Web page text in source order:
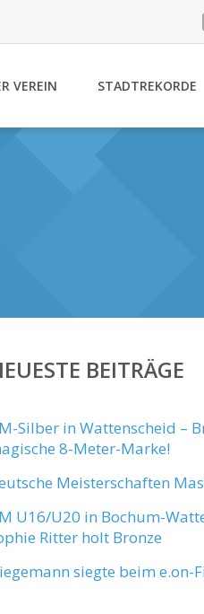
VEREIN STADTREKORDE
BEITRÄGE
Silber in Wattenscheid –
8-Meter-Marke!
Meisterschaften
U16/U20 in Bochum-
Ritter holt Bronze
siegte beim e.on-